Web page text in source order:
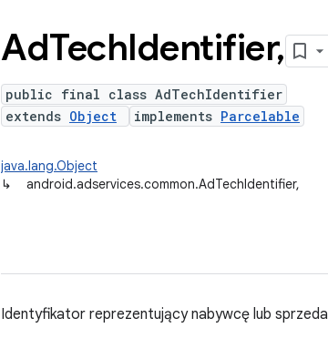
AdTechIdentifier,
public final class AdTechIdentifier
extends Object implements Parcelable
java.lang.Object
↳
android.adservices.common.AdTechIdentifier,
Identyfikator reprezentujący nabywcę lub